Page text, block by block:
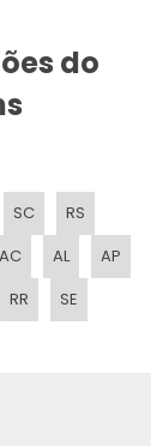
do
SC
RS
AC AL
AP
RR
SE